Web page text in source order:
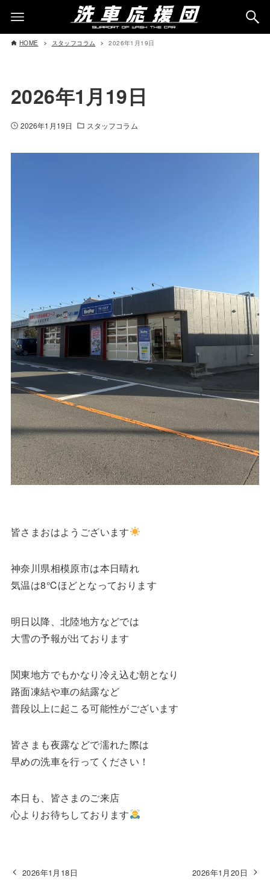
HOME スタッフコラム 2026年1月19日
2026年1月19日
2026年1月19日 スタッフコラム
皆さまおはようございます
神奈川県相模原市は本日晴れ
気温は8℃ほどとなっております
明日以降、北陸地方などでは
大雪の予報が出ております
関東地方でもかなり冷え込む朝となり
路面凍結や車の結露など
普段以上に起こる可能性がございます
皆さまも夜露などで濡れた際は
早めの洗車を行ってください！
本日も、皆さまのご来店
心よりお待ちしております
2026年1月18日 2026年1月20日